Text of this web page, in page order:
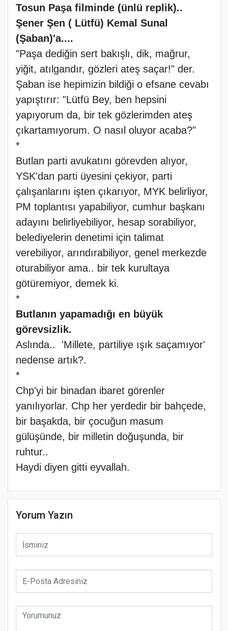
Tosun Paşa filminde (ünlü replik)..
Şener Şen ( Lütfü) Kemal Sunal
(Şaban)'a....
"Paşa dediğin sert bakışlı, dik, mağrur,
yiğit, atılgandır, gözleri ateş saçar!" der.
Şaban ise hepimizin bildiği o efsane cevabı
yapıştırır: "Lütfü Bey, ben hepsini
yapıyorum da, bir tek gözlerimden ateş
çıkartamıyorum. O nasıl oluyor acaba?"
*
Butlan parti avukatını görevden alıyor,
YSK'dan parti üyesini çekiyor, parti
çalışanlarını işten çıkarıyor, MYK belirliyor,
PM toplantısı yapabiliyor, cumhur başkanı
adayını belirliyebiliyor, hesap sorabiliyor,
belediyelerin denetimi için talimat
verebiliyor, arındırabiliyor, genel merkezde
oturabiliyor ama.. bir tek kurultaya
götüremiyor, demek ki.
*
Butlanın yapamadığı en büyük
görevsizlik.
Aslında.. 'Millete, partiliye ışık saçamıyor'
nedense artık?.
*
Chp'yi bir binadan ibaret görenler
yanılıyorlar. Chp her yerdedir bir bahçede,
bir başakda, bir çocuğun masum
gülüşünde, bir milletin doğuşunda, bir
ruhtur..
Haydi diyen gitti eyvallah.
Yorum Yazın